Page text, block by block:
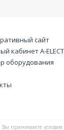
сайт
кабинет А-
оборудования
Вы принимаете условия